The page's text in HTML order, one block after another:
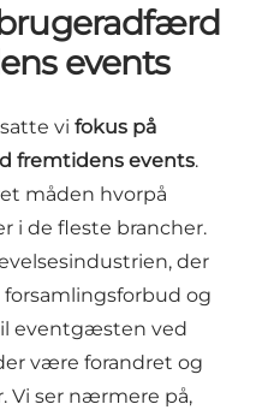
events
vi fokus på
fremtidens events.
måden hvorpå
i de fleste brancher.
der
og
eventgæsten ved
være forandret og
Vi ser nærmere på,